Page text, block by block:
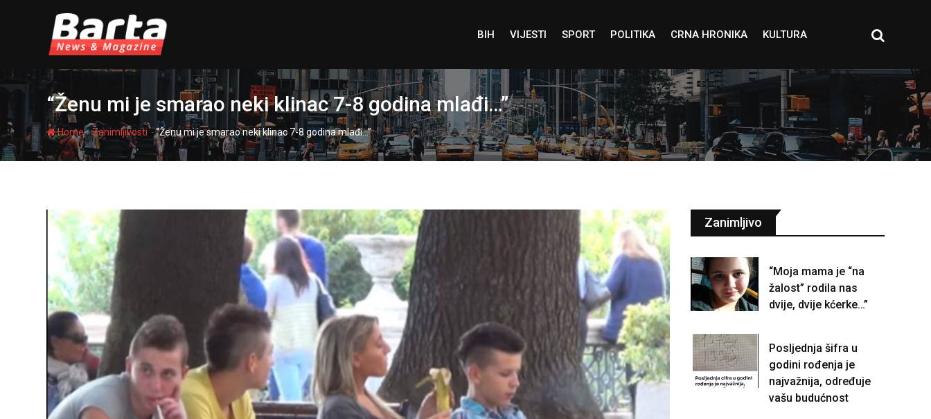
BIH VIJESTI SPORT POLITIKA CRNA HRONIKA KULTURA
“Ženu mi je smarao neki klinac 7-8 godina mlađi…”
Home-Zanimljivosti-“Ženu mi je smarao neki klinac 7-8 godina mlađi…”
Zanimljivo
“Moja mama je “na
žalost” rodila nas
dvije, dvije kćerke…”
Posljednja šifra u
godini rođenja je
najvažnija, određuje
vašu budućnost